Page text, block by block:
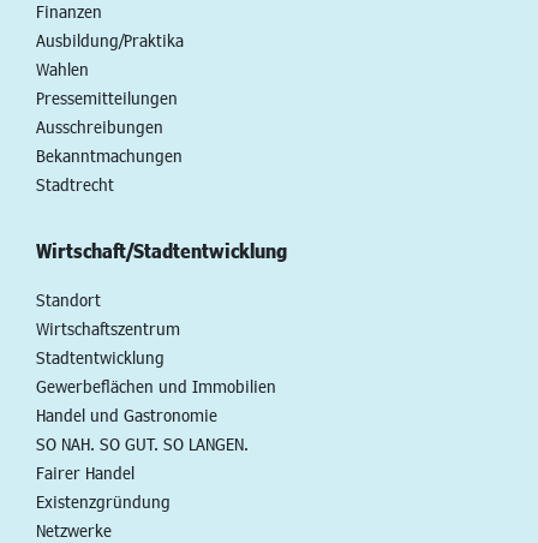
Finanzen
Ausbildung/Praktika
Wahlen
Pressemitteilungen
Ausschreibungen
Bekanntmachungen
Stadtrecht
Wirtschaft/Stadtentwicklung
Standort
Wirtschaftszentrum
Stadtentwicklung
Gewerbeflächen und Immobilien
Handel und Gastronomie
SO NAH. SO GUT. SO LANGEN.
Fairer Handel
Existenzgründung
Netzwerke